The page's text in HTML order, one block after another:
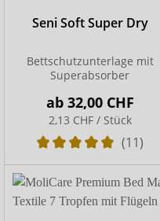
Seni Soft Super Dry
Bettschutzunterlage mit
Superabsorber
ab 32,00 CHF
2,13 CHF / Stück
(11)